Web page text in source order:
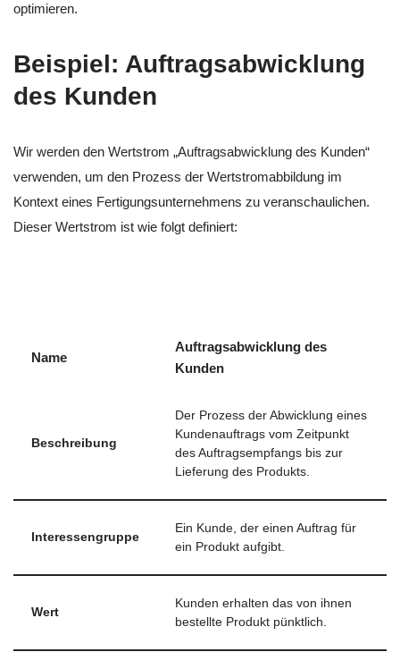
optimieren.
Beispiel: Auftragsabwicklung
des Kunden
Wir werden den Wertstrom „Auftragsabwicklung des Kunden“
verwenden, um den Prozess der Wertstromabbildung im
Kontext eines Fertigungsunternehmens zu veranschaulichen.
Dieser Wertstrom ist wie folgt definiert:
Name
Auftragsabwicklung des
Kunden
Beschreibung
Der Prozess der Abwicklung eines
Kundenauftrags vom Zeitpunkt
des Auftragsempfangs bis zur
Lieferung des Produkts.
Interessengruppe
Ein Kunde, der einen Auftrag für
ein Produkt aufgibt.
Wert
Kunden erhalten das von ihnen
bestellte Produkt pünktlich.